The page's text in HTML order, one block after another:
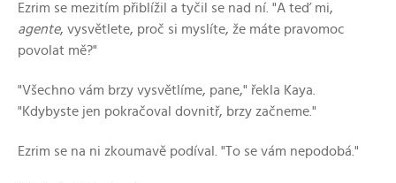
Ezrim se mezitím přiblížil a tyčil se nad ní. "A teď mi,
agente, vysvětlete, proč si myslíte, že máte pravomoc
povolat mě?"
"Všechno vám brzy vysvětlíme, pane," řekla Kaya.
"Kdybyste jen pokračoval dovnitř, brzy začneme."
Ezrim se na ni zkoumavě podíval. "To se vám nepodobá."